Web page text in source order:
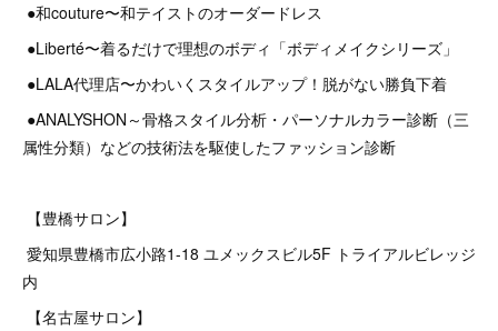
●和couture〜和テイストのオーダードレス
●Liberté〜着るだけで理想のボディ「ボディメイクシリーズ」
●LALA代理店〜かわいくスタイルアップ！脱がない勝負下着
●ANALYSHON～骨格スタイル分析・パーソナルカラー診断（三
属性分類）などの技術法を駆使したファッション診断
【豊橋サロン】
愛知県豊橋市広小路1-18 ユメックスビル5F トライアルビレッジ
内
【名古屋サロン】